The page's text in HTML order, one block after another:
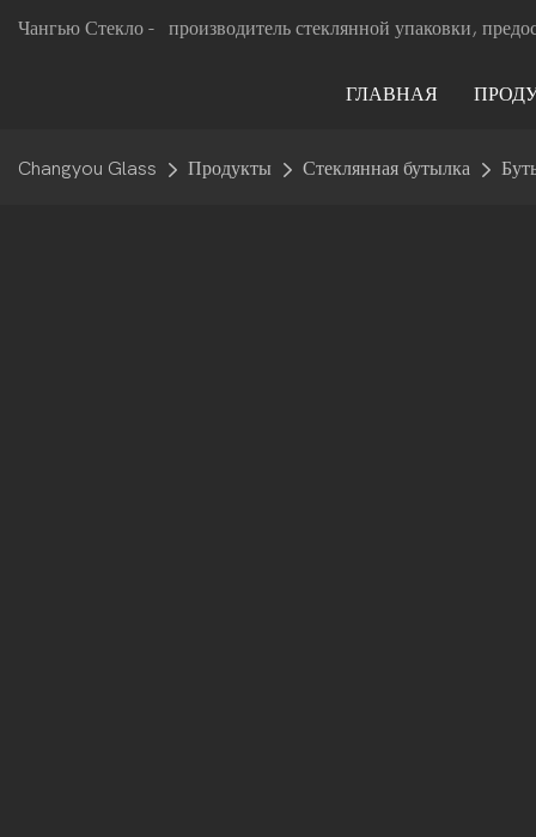
Чангью Стекло - производитель стеклянной упаковки,
ГЛАВНАЯ
Changyou Glass Продукты Стеклянная бутылка